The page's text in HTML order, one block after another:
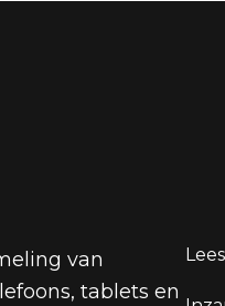
van
tablets en